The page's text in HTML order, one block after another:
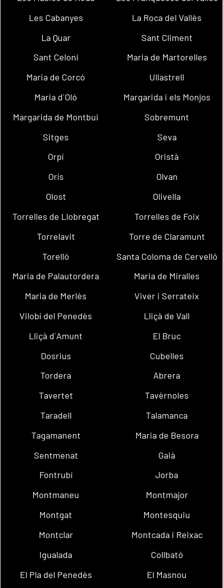
Les Cabanyes
La Roca del Vallès
La Quar
Sant Climent
Sant Celoni
Maria de Martorelles
Maria de Corcó
Ullastrell
Maria d´Oló
Margarida i els Monjos
Margarida de Montbui
Sobremunt
Sitges
Seva
Orpí
Oristà
Orís
Olvan
Olost
Olivella
Torrelles de Llobregat
Torrelles de Foix
Torrelavit
Torre de Claramunt
Torelló
Santa Coloma de Cervelló
Maria de Palautordera
Maria de Miralles
Maria de Merlès
Viver i Serrateix
Vilobí del Penedès
Lliçà de Vall
Lliçà d´Amunt
El Bruc
Dosrius
Cubelles
Tordera
Abrera
Tavertet
Tavèrnoles
Taradell
Talamanca
Tagamanent
Maria de Besora
Sentmenat
Gaià
Fontrubí
Jorba
Montmaneu
Montmajor
Montgat
Montesquiu
Montclar
Montcada i Reixac
Igualada
Collbató
El Pla del Penedès
El Masnou